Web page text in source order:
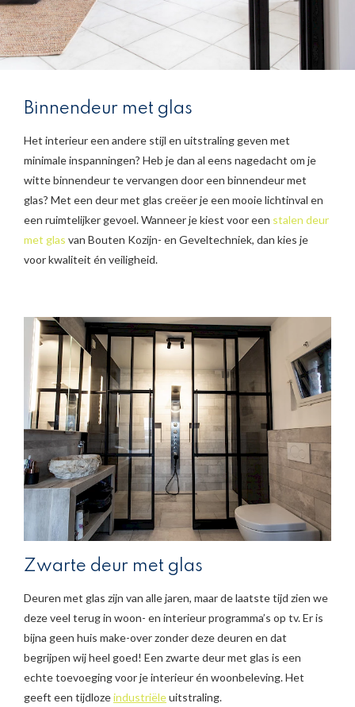
Binnendeur met glas
Het interieur een andere stijl en uitstraling geven met
minimale inspanningen? Heb je dan al eens nagedacht om je
witte binnendeur te vervangen door een binnendeur met
glas? Met een deur met glas creëer je een mooie lichtinval en
een ruimtelijker gevoel. Wanneer je kiest voor een stalen deur
met glas van Bouten Kozijn- en Geveltechniek, dan kies je
voor kwaliteit én veiligheid.
Zwarte deur met glas
Deuren met glas zijn van alle jaren, maar de laatste tijd zien we
deze veel terug in woon- en interieur programma’s op tv. Er is
bijna geen huis make-over zonder deze deuren en dat
begrijpen wij heel goed! Een zwarte deur met glas is een
echte toevoeging voor je interieur én woonbeleving. Het
geeft een tijdlozeindustriëleuitstraling.